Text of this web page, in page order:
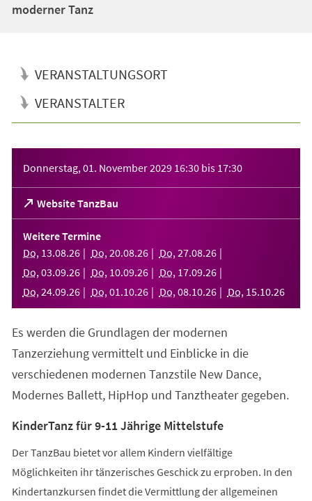
moderner Tanz
VERANSTALTUNGSORT
VERANSTALTER
Donnerstag, 01. November 2029 16:30 bis 17:30
Website TanzBau
(Öffnet
in
einem
neuen
Tab)
Weitere Termine
Do, 13.08.26 Do, 20.08.26 Do, 27.08.26
Do, 03.09.26 Do, 10.09.26 Do, 17.09.26
Do, 24.09.26 Do, 01 .10.26 Do, 08.10.26 Do, 15.10.26
Es werden die Grundlagen der modernen
Tanzerziehung vermittelt und Einblicke in die
verschiedenen modernen Tanzstile New Dance,
Modernes Ballett, HipHop und Tanztheater gegeben.
KinderTanz für 9-11 Jährige Mittelstufe
Der TanzBau bietet vor allem Kindern vielfältige
Möglichkeiten ihr tänzerisches Geschick zu erproben. In den
Kindertanzkursen findet die Vermittlung der allgemeinen